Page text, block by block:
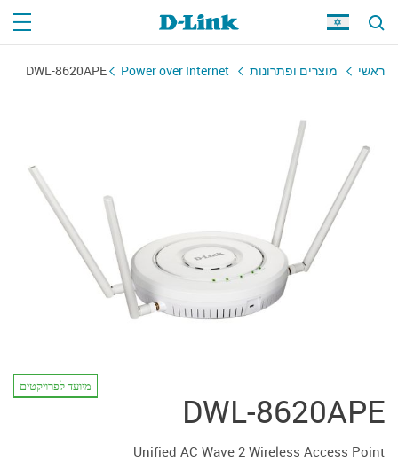
ראשי מוצרים ופתרונות Power over Internet
DWL-8620APE
DWL-8620APE
מיועד לפרויקטים
Unified AC Wave 2 Wireless Access Point